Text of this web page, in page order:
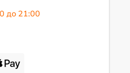
до 21:00